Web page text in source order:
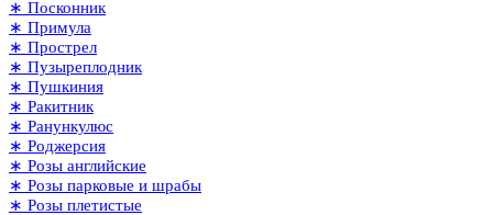
∗ Посконник
∗ Примула
∗ Прострел
∗ Пузыреплодник
∗ Пушкиния
∗ Ракитник
∗ Ранункулюс
∗ Роджерсия
∗ Розы английские
∗ Розы парковые и шрабы
∗ Розы плетистые